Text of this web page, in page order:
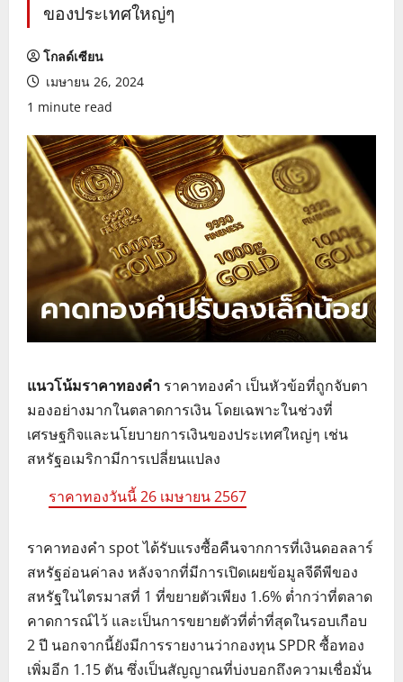
ของประเทศใหญ่ๆ
โกลด์เซียน
เมษายน 26, 2024
1 minute read
แนวโน้มราคาทองคำ ราคาทองคำ เป็นหัวข้อที่ถูกจับตา
มองอย่างมากในตลาดการเงิน โดยเฉพาะในช่วงที่
เศรษฐกิจและนโยบายการเงินของประเทศใหญ่ๆ เช่น
สหรัฐอเมริกามีการเปลี่ยนแปลง
ราคาทองวันนี้ 26 เมษายน 2567
ราคาทองคำ spot ได้รับแรงซื้อคืนจากการที่เงินดอลลาร์
สหรัฐอ่อนค่าลง หลังจากที่มีการเปิดเผยข้อมูลจีดีพีของ
สหรัฐในไตรมาสที่ 1 ที่ขยายตัวเพียง 1.6% ต่ำกว่าที่ตลาด
คาดการณ์ไว้ และเป็นการขยายตัวที่ต่ำที่สุดในรอบเกือบ
2 ปี นอกจากนี้ยังมีการรายงานว่ากองทุน SPDR ซื้อทอง
เพิ่มอีก 1.15 ตัน ซึ่งเป็นสัญญาณที่บ่งบอกถึงความเชื่อมั่น